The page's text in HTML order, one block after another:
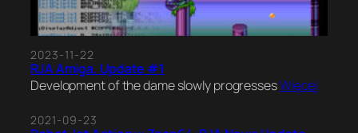
2023-11-22
RJA Amiga. Update #1
Development of the dame slowly progressesWięcej
2021-09-23